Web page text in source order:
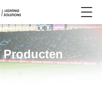
Producten